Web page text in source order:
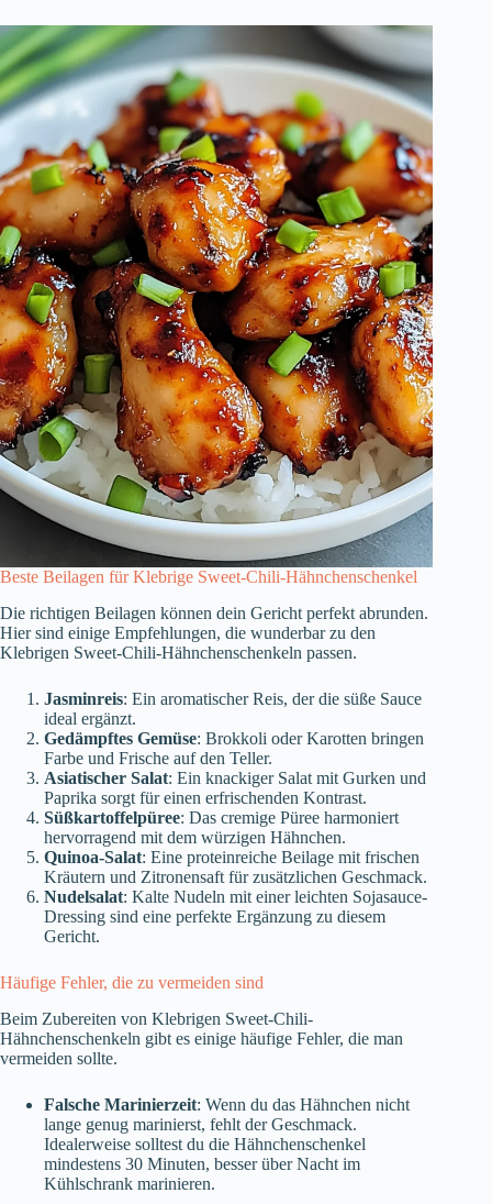
Beste Beilagen für Klebrige Sweet-Chili-Hähnchenschenkel
Die richtigen Beilagen können dein Gericht perfekt abrunden.
Hier sind einige Empfehlungen, die wunderbar zu den
Klebrigen Sweet-Chili-Hähnchenschenkeln passen.
Jasminreis: Ein aromatischer Reis, der die süße Sauce
ideal ergänzt.
Gedämpftes Gemüse: Brokkoli oder Karotten bringen
Farbe und Frische auf den Teller.
Asiatischer Salat: Ein knackiger Salat mit Gurken und
Paprika sorgt für einen erfrischenden Kontrast.
Süßkartoffelpüree: Das cremige Püree harmoniert
hervorragend mit dem würzigen Hähnchen.
Quinoa-Salat: Eine proteinreiche Beilage mit frischen
Kräutern und Zitronensaft für zusätzlichen Geschmack.
Nudelsalat: Kalte Nudeln mit einer leichten Sojasauce-
Dressing sind eine perfekte Ergänzung zu diesem
Gericht.
Häufige Fehler, die zu vermeiden sind
Beim Zubereiten von Klebrigen Sweet-Chili-
Hähnchenschenkeln gibt es einige häufige Fehler, die man
vermeiden sollte.
Falsche Marinierzeit: Wenn du das Hähnchen nicht
lange genug marinierst, fehlt der Geschmack.
Idealerweise solltest du die Hähnchenschenkel
mindestens 30 Minuten, besser über Nacht im
Kühlschrank marinieren.